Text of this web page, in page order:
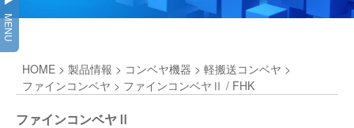
ヒント集
GTPシステム
飲料
通販
代表あいさつ
企業理念
採用情報
ショールーム
MENU
HOME > 製品情報 > コンベヤ機器 > 軽搬送コンベヤ >
ファインコンベヤ > ファインコンベヤⅡ / FHK
ファインコンベヤⅡ